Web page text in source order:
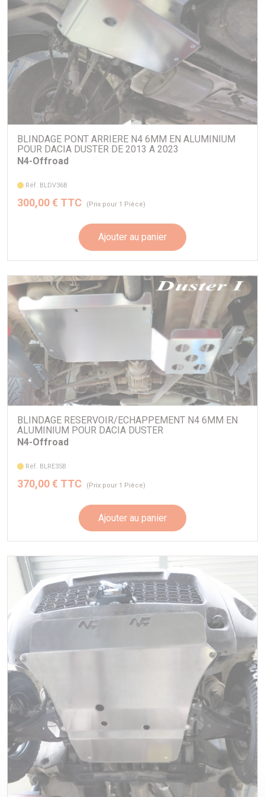
BLINDAGE PONT ARRIERE N4 6MM EN ALUMINIUM
POUR DACIA DUSTER DE 2013 A 2023
N4-Offroad
Réf. BLDV36B
300,00 € TTC (Prix pour 1 Pièce)
Ajouter au panier
BLINDAGE RESERVOIR/ECHAPPEMENT N4 6MM EN
ALUMINIUM POUR DACIA DUSTER
N4-Offroad
Réf. BLRE35B
370,00 € TTC (Prix pour 1 Pièce)
Ajouter au panier